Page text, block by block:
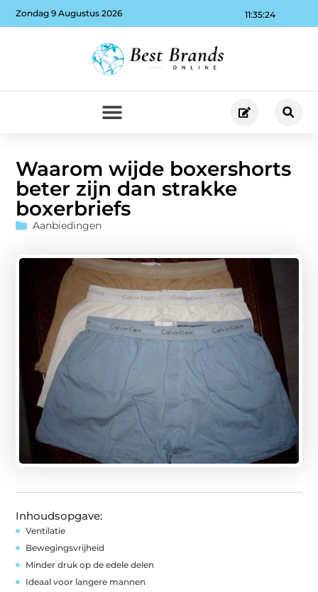
11:35:25
Zondag 9 Augustus 2026
Waarom wijde boxershorts
beter zijn dan strakke
boxerbriefs
Aanbiedingen
Inhoudsopgave:
Ventilatie
Bewegingsvrijheid
Minder druk op de edele delen
Ideaal voor langere mannen